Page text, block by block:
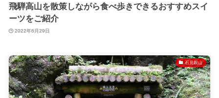
飛騨高山を散策しながら食べ歩きできるおすすめスイ
ーツをご紹介
2022年6月29日
石見銀山